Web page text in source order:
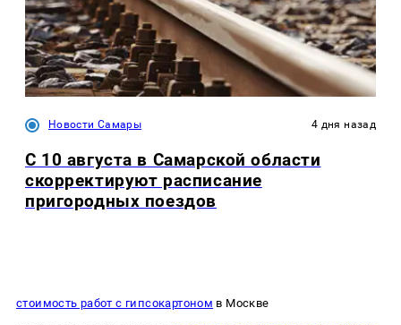
Новости Самары 4 дня назад
С 10 августа в Самарской области
скорректируют расписание
пригородных поездов
стоимость работ с гипсокартоном в Москве